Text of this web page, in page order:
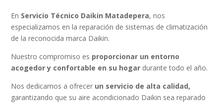
En Servicio Técnico Daikin Matadepera, nos
especializamos en la reparación de sistemas de climatización
de la reconocida marca Daikin.
Nuestro compromiso es proporcionar un entorno
acogedor y confortable en su hogar durante todo el año.
Nos dedicamos a ofrecer un servicio de alta calidad,
garantizando que su aire acondicionado Daikin sea reparado